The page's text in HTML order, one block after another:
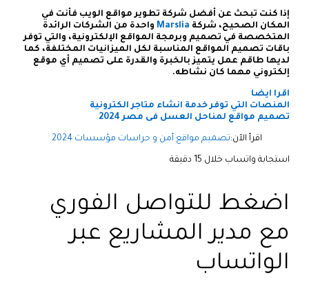
إذا كنت تبحث عن أفضل شركة تطوير مواقع الويب فأنت في
المكان الصحيح، شركة Marslia واحدة من الشركات الرائدة
المتخصصة في تصميم وبرمجة المواقع الإلكترونية، والتي توفر
باقات تصميم المواقع المناسبة لكل الميزانيات المختلفة، كما
لديها طاقم عمل يتميز بالخبرة والقدرة على تصميم أي موقع
إلكتروني مهما كان نشاطه.
اقرا ايضا
المنصات التي توفر خدمة انشاء متاجر الكترونية
تصميم مواقع لمناحل العسل فى مصر 2024
اقرأ الآن:تصميم مواقع أمن و حراسات مؤسسات 2024
استجابة واتساب خلال 15 دقيقة
اضغط للتواصل الفوري
مع مدير المشاريع عبر
الواتساب